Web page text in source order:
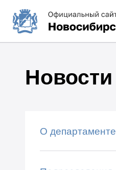
Новости
О департаменте